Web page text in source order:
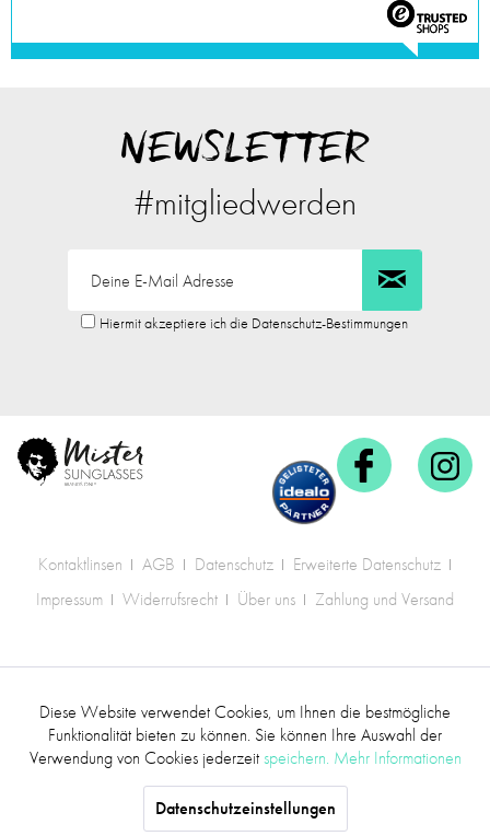
NEWSLETTER
#mitgliedwerden
Hiermit akzeptiere ich die Datenschutz-Bestimmungen
Kontaktlinsen AGB Datenschutz
Erweiterte Datenschutz
Impressum
Widerrufsrecht Über uns Zahlung und Versand
Versandkosten.
Funktionale Aktiv
Diese Website verwendet Cookies, um Ihnen die bestmögliche
Funktionalität bieten zu können. Sie können Ihre Auswahl der
Verwendung von Cookies jederzeitspeichern. Mehr Informationen
Datenschutzeinstellungen